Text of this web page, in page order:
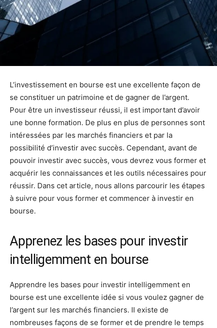
L’investissement en bourse est une excellente façon de
se constituer un patrimoine et de gagner de l’argent.
Pour être un investisseur réussi, il est important d’avoir
une bonne formation. De plus en plus de personnes sont
intéressées par les marchés financiers et par la
possibilité d’investir avec succès. Cependant, avant de
pouvoir investir avec succès, vous devrez vous former et
acquérir les connaissances et les outils nécessaires pour
réussir. Dans cet article, nous allons parcourir les étapes
à suivre pour vous former et commencer à investir en
bourse.
Apprenez les bases pour investir
intelligemment en bourse
Apprendre les bases pour investir intelligemment en
bourse est une excellente idée si vous voulez gagner de
l’argent sur les marchés financiers. Il existe de
nombreuses façons de se former et de prendre le temps